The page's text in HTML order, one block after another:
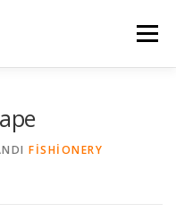
Menü
FISHIONERY